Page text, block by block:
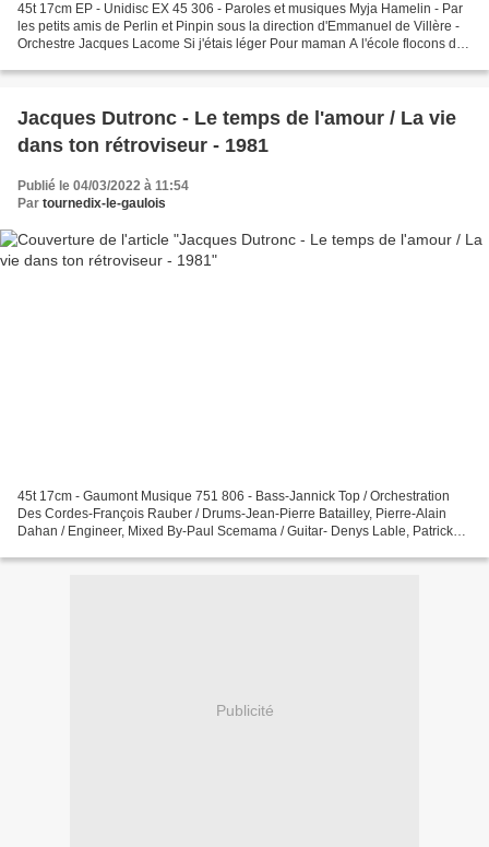
45t 17cm EP - Unidisc EX 45 306 - Paroles et musiques Myja Hamelin - Par
les petits amis de Perlin et Pinpin sous la direction d'Emmanuel de Villère -
Orchestre Jacques Lacome Si j'étais léger Pour maman A l'école flocons de
Jacques Dutronc - Le temps de l'amour / La vie
dans ton rétroviseur - 1981
Publié le 04/03/2022 à 11:54
Par tournedix-le-gaulois
45t 17cm - Gaumont Musique 751 806 - Bass-Jannick Top / Orchestration
Des Cordes-François Rauber / Drums-Jean-Pierre Batailley, Pierre-Alain
Dahan / Engineer, Mixed By-Paul Scemama / Guitar- Denys Lable, Patrick
Publicité